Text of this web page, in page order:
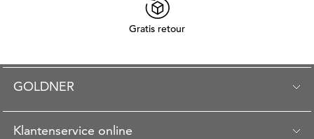
Gratis retour
GOLDNER
Klantenservice online